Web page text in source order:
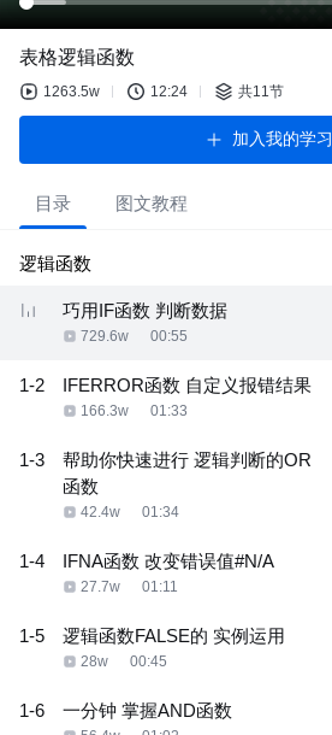
表格逻辑函数
1263.5w 12:24 共11节
加入我的学习
目录 图文教程
逻辑函数
巧用IF函数 判断数据
729.6w 00:55
1-2 IFERROR函数 自定义报错结果
166.3w 01:33
1-3
帮助你快速进行 逻辑判断的OR
函数
42.4w 01:34
1-4 IFNA函数 改变错误值#N/A
27.7w 01:11
1-5 逻辑函数FALSE的 实例运用
28w 00:45
1-6 一分钟 掌握AND函数